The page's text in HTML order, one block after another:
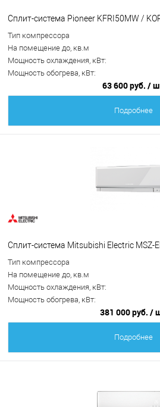
Сплит-система Pioneer KFRI50MW /
Тип компрессора
На помещение до, кв.м
Мощность охлаждения, кВт:
Мощность обогрева, кВт:
63 600 руб. /
Подробнее
Сплит-система Mitsubishi Electric MSZ-
Тип компрессора
На помещение до, кв.м
Мощность охлаждения, кВт:
Мощность обогрева, кВт:
381 000 руб. /
Подробнее